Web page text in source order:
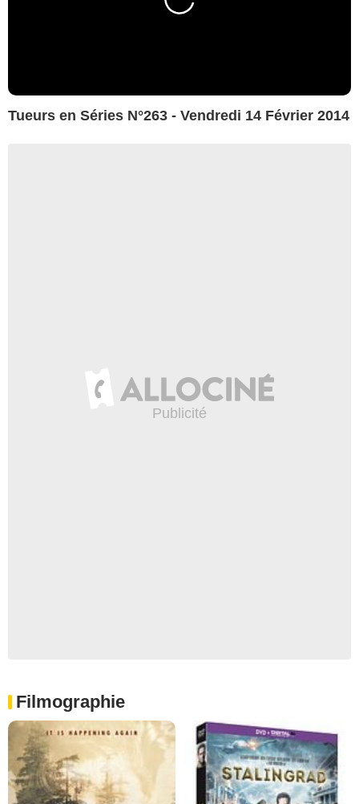
Tueurs en Séries N°263 - Vendredi 14 Février 2014
Filmographie